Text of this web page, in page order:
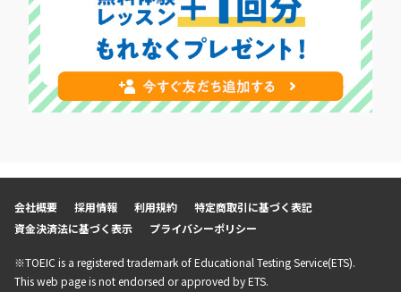
会社概要 採用情報 利用規約
特定商取引に基づく表記
資金決済法に基づく表示
プライバシーポリシー
※TOEIC is a registered trademark of Educational Testing Service(ETS).
This web page is not endorsed or approved by ETS.